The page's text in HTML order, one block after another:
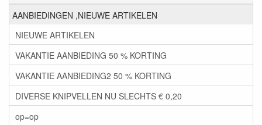
AANBIEDINGEN ,NIEUWE ARTIKELEN
NIEUWE ARTIKELEN
VAKANTIE AANBIEDING 50 % KORTING
VAKANTIE AANBIEDING2 50 % KORTING
DIVERSE KNIPVELLEN NU SLECHTS € 0,20
op=op